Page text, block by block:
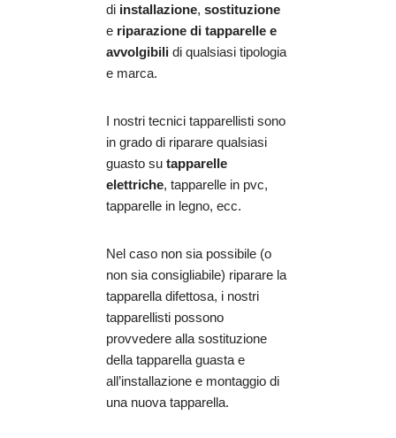
di installazione, sostituzione
e riparazione di tapparelle e
avvolgibili di qualsiasi tipologia
e marca.
I nostri tecnici tapparellisti sono
in grado di riparare qualsiasi
guasto su tapparelle
elettriche, tapparelle in pvc,
tapparelle in legno, ecc.
Nel caso non sia possibile (o
non sia consigliabile) riparare la
tapparella difettosa, i nostri
tapparellisti possono
provvedere alla sostituzione
della tapparella guasta e
all’installazione e montaggio di
una nuova tapparella.